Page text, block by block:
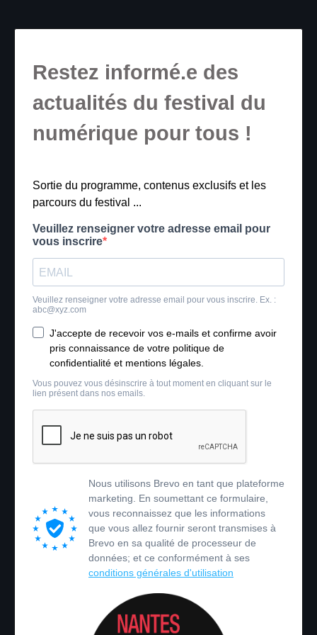
Restez informé.e des
actualités du festival du
numérique pour tous !
Sortie du programme, contenus exclusifs et les
parcours du festival ...
Veuillez renseigner votre adresse email pour
vous inscrire
Veuillez renseigner votre adresse email pour vous inscrire. Ex. :
abc@xyz.com
J'accepte de recevoir vos e-mails et confirme avoir
pris connaissance de votre politique de
confidentialité et mentions légales.
Vous pouvez vous désinscrire à tout moment en cliquant sur le
lien présent dans nos emails.
Nous utilisons Brevo en tant que plateforme
marketing. En soumettant ce formulaire,
vous reconnaissez que les informations
que vous allez fournir seront transmises à
Brevo en sa qualité de processeur de
données; et ce conformément à ses
conditions générales d'utilisation